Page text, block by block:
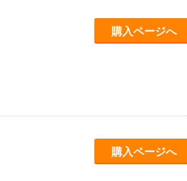
購入ページへ
購入ページへ